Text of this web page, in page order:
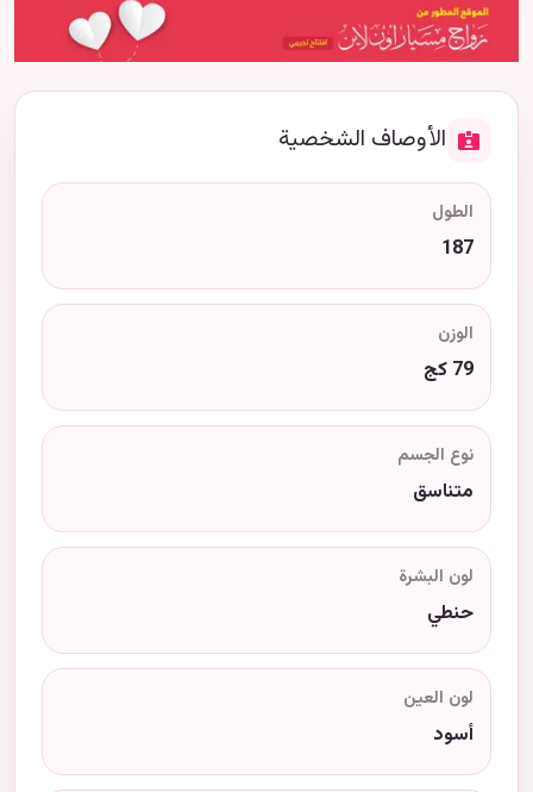
الأوصاف الشخصية
الطول
187
الوزن
79 كج
نوع الجسم
متناسق
لون البشرة
حنطي
لون العين
أسود